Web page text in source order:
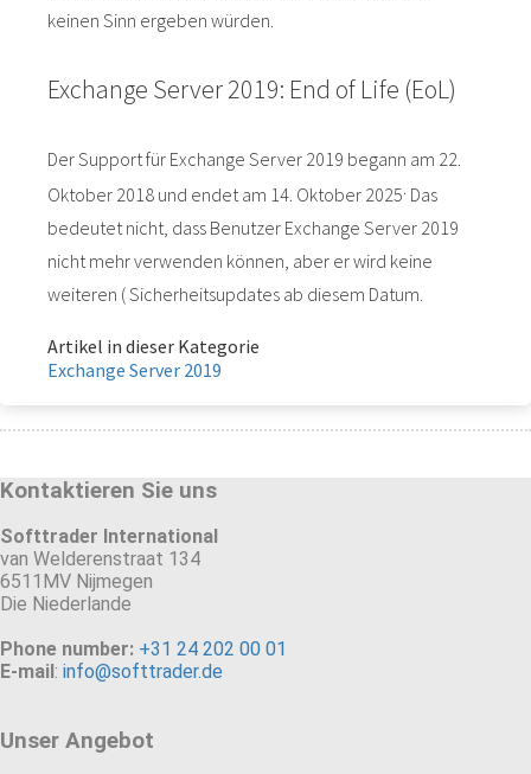
keinen Sinn ergeben würden.
Exchange Server 2019: End of Life (EoL)
Der Support für Exchange Server 2019 begann am 22.
Oktober 2018 und endet am 14. Oktober 2025. Das
bedeutet nicht, dass Benutzer Exchange Server 2019
nicht mehr verwenden können, aber er wird keine
weiteren ( Sicherheitsupdates ab diesem Datum.
Artikel in dieser Kategorie
Exchange Server 2019
Kontaktieren Sie uns
Softtrader International
van Welderenstraat 134
6511MV Nijmegen
Die Niederlande
Phone number: +31 24 202 00 01
E-mail : info@softtrader.de
Unser Angebot